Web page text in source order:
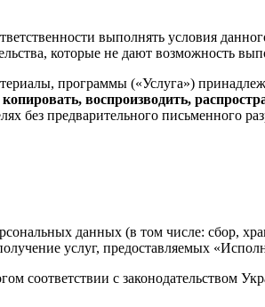
выполнять условия
которые не дают возможность
программы («Услуга»)
воспроизводить,
без предварительного письменного
данных (в том числе: сбор,
услуг, предоставляемых
соответствии с законодательством